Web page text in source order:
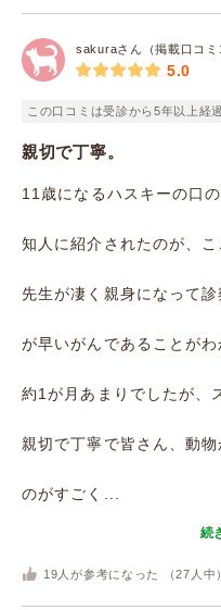
sakuraさん（掲載口コミ
5.0
この口コミは受診から5年以上経
親切で丁寧。
11歳になるハスキーの口
知人に紹介されたのが、こ
先生が凄く親身になって
が早いがんであることがわ
約1が月あまりでしたが、
親切で丁寧で皆さん、動
のがすごく...
続
19 人が参考になった （27 人中）